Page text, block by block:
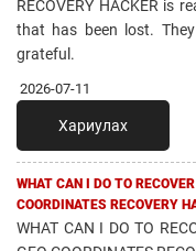
RECOVERY HACKER is
that has been lost.
grateful.
2026-07-11
Хариулах
WHAT CAN I DO TO
COORDINATES RECOVERY
WHAT CAN I DO TO